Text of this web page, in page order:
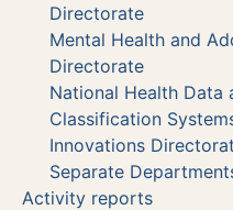
Directorate
Mental Health and
Directorate
National Health Data
Classification
Innovations
Separate
Activity reports